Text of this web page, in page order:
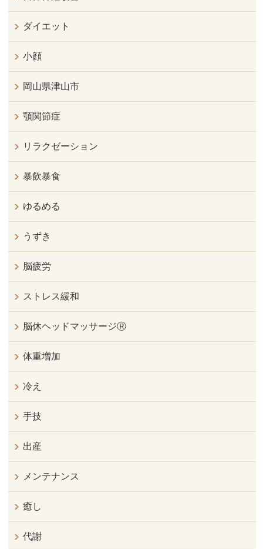
ダイエット
小顔
岡山県津山市
顎関節症
リラクゼーション
暴飲暴食
ゆるめる
うずき
脳疲労
ストレス緩和
脳休ヘッドマッサージⓇ
体重増加
冷え
手技
出産
メンテナンス
癒し
代謝